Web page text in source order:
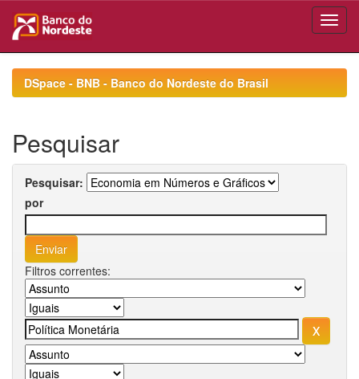
navigationDSpace - BNB - Banco do Nordeste do Brasil
Pesquisar
Pesquisar:
por
Filtros correntes: